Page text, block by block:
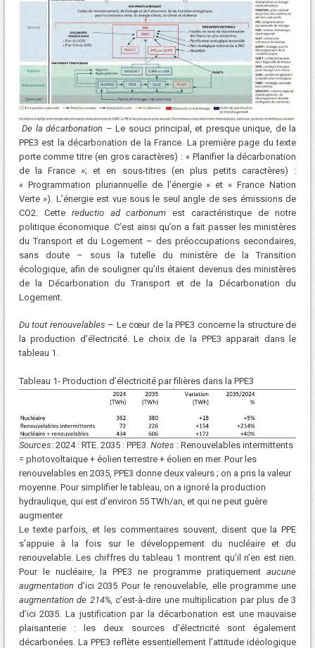
De la décarbonation – Le souci principal, et presque unique, de la
PPE3 est la décarbonation de la France. La première page du texte
porte comme titre (en gros caractères) : « Planifier la décarbonation
de la France »; et en sous-titres (en plus petits caractères) :
« Programmation pluriannuelle de l’énergie » et « France Nation
Verte »). L’énergie est vue sous le seul angle de ses émissions de
CO2. Cette reductio ad carbonumest caractéristique de notre
politique économique. C’est ainsi qu’on a fait passer les ministères
du Transport et du Logement – des préoccupations secondaires,
sans doute – sous la tutelle du ministère de la Transition
écologique, afin de souligner qu’ils étaient devenus des ministères
de la Décarbonation du Transport et de la Décarbonation du
Logement.
Du tout renouvelables – Le cœur de la PPE3 concerne la structure de
la production d’électricité. Le choix de la PPE3 apparait dans le
tableau 1.
Tableau 1- Production d’électricité par filières dans la PPE3
Sources: 2024 : RTE. 2035 : PPE3. Notes : Renouvelables intermittents
= photovoltaique + éolien terrestre + éolien en mer. Pour les
renouvelables en 2035, PPE3 donne deux valeurs ; on a pris la valeur
moyenne. Pour simplifier le tableau, on a ignoré la production
hydraulique, qui est d’environ 55 TWh/an, et qui ne peut guère
augmenter
Le texte parfois, et les commentaires souvent, disent que la PPE
s’appuie à la fois sur le développement du nucléaire et du
renouvelable. Les chiffres du tableau 1 montrent qu’il n’en est rien.
Pour le nucléaire, la PPE3 ne programme pratiquementaucune
augmentationd’ici 2035 Pour le renouvelable, elle programme une
augmentation de 214%, c’est-à-dire une multiplication par plus de 3
d’ici 2035. La justification par la décarbonation est une mauvaise
plaisanterie : les deux sources d’électricité sont également
décarbonées. La PPE3 reflète essentiellement l’attitude idéologique